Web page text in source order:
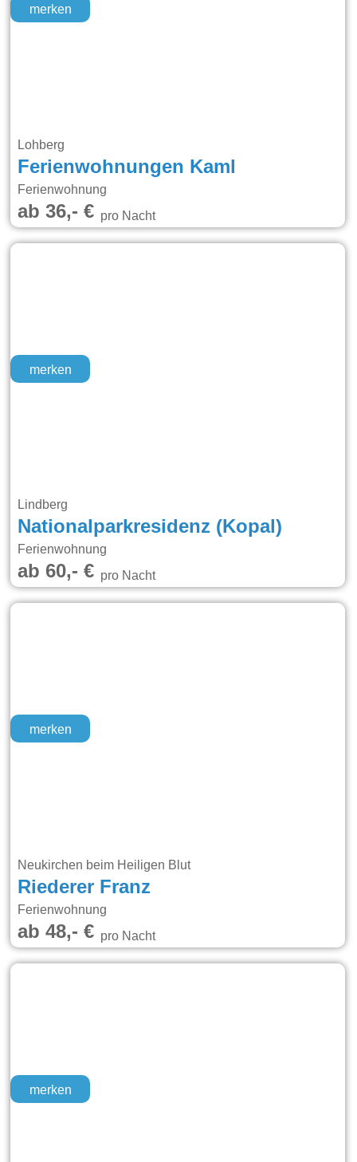
merken
Lohberg
Ferienwohnungen Kaml
Ferienwohnung
ab 36,- €pro Nacht
merken
Lindberg
Nationalparkresidenz (Kopal)
Ferienwohnung
ab 60,- €pro Nacht
merken
Neukirchen beim Heiligen Blut
Riederer Franz
Ferienwohnung
ab 48,- €pro Nacht
merken